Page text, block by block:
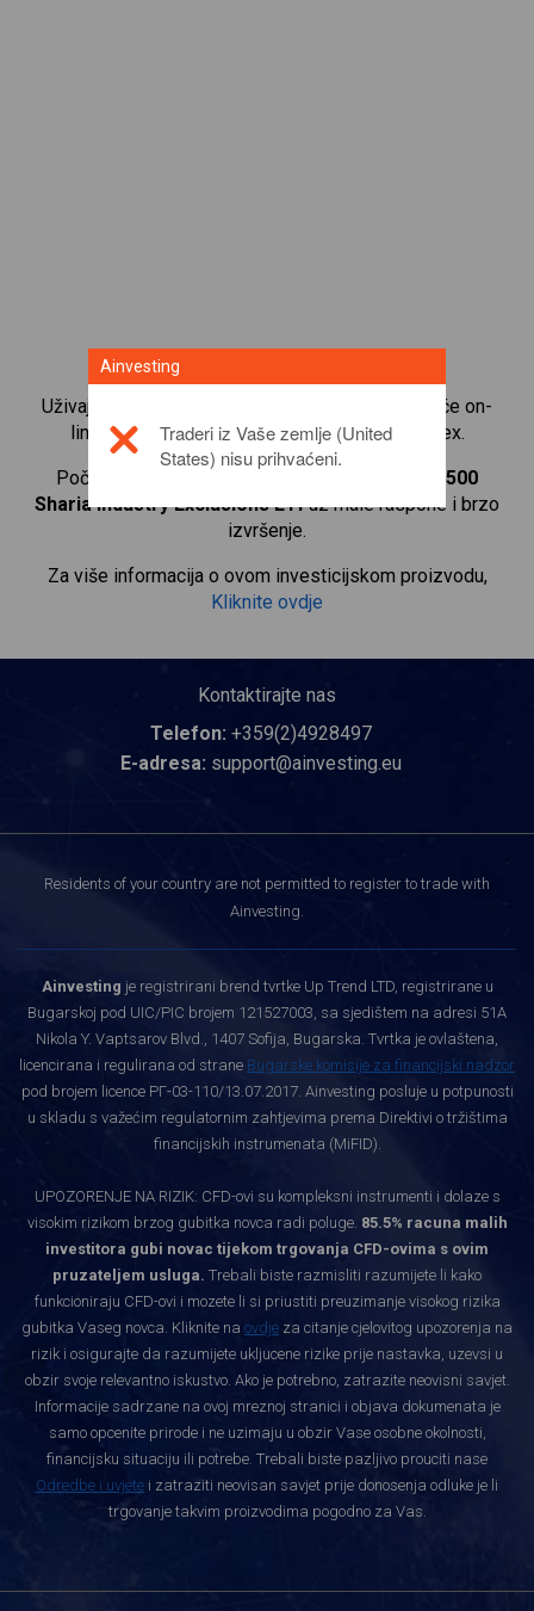
Uživajte u pogodnostima što ste dio uvijek rastuće on-
line zajednice za trgovanje CFD-ovima na forex.
Počnite trgovati CFD-ovima na
SP Funds S&P 500
Sharia Industry Exclusions ETFuz male raspone i brzo
izvršenje.
Za više informacija o ovom investicijskom proizvodu,
Kliknite ovdje
Kontaktirajte nas
Telefon: +359(2)4928497
E-adresa: support@ainvesting.eu
Residents of your country are not permitted to register to trade with
Ainvesting.
Ainvesting je registrirani brend tvrtke Up Trend LTD, registrirane u
Bugarskoj pod UIC/PIC brojem 121527003, sa sjedištem na adresi 51A
Nikola Y. Vaptsarov Blvd., 1407 Sofija, Bugarska. Tvrtka je ovlaštena,
licencirana i regulirana od strane Bugarske komisije za financijski nadzor
pod brojem licence РГ-03-110/13.07.2017. Ainvesting posluje u potpunosti
u skladu s važećim regulatornim zahtjevima prema Direktivi o tržištima
financijskih instrumenata (MiFID).
UPOZORENJE NA RIZIK: CFD-ovi su kompleksni instrumenti i dolaze s
visokim rizikom brzog gubitka novca radi poluge. 85.5% racuna malih
investitora gubi novac tijekom trgovanja CFD-ovima s ovim
pruzateljem usluga. Trebali biste razmisliti razumijete li kako
funkcioniraju CFD-ovi i mozete li si priustiti preuzimanje visokog rizika
gubitka Vaseg novca. Kliknite na ovdje za citanje cjelovitog upozorenja na
rizik i osigurajte da razumijete ukljucene rizike prije nastavka, uzevsi u
obzir svoje relevantno iskustvo. Ako je potrebno, zatrazite neovisni savjet.
Informacije sadrzane na ovoj mreznoj stranici i objava dokumenata je
samo opcenite prirode i ne uzimaju u obzir Vase osobne okolnosti,
financijsku situaciju ili potrebe. Trebali biste pazljivo prouciti nase
Odredbe i uvjete i zatraziti neovisan savjet prije donosenja odluke je li
trgovanje takvim proizvodima pogodno za Vas.
Ainvesting
Traderi iz Vaše zemlje (United
States) nisu prihvaćeni.